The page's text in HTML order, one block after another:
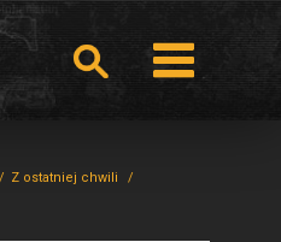
Z ostatniej chwili